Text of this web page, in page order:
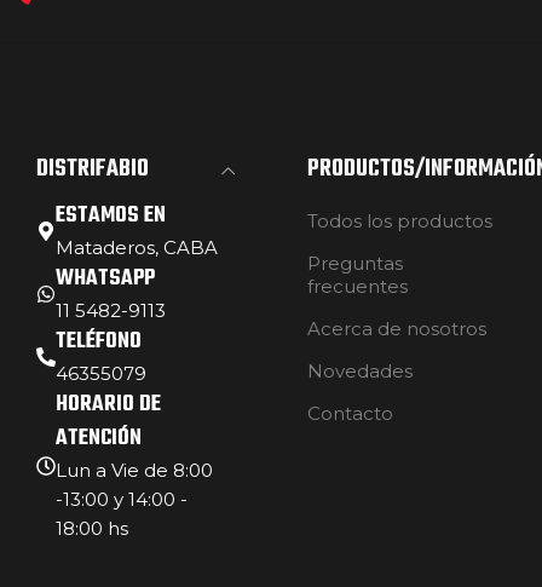
DISTRIFABIO
ESTAMOS EN
Mataderos, CABA
WHATSAPP
11 5482-9113
TELÉFONO
46355079
HORARIO DE
ATENCIÓN
Lun a Vie de 8:00
-13:00 y 14:00 -
18:00 hs
PRODUCTOS/
Todos los productos
Preguntas
frecuentes
Acerca de nosotros
Novedades
Contacto